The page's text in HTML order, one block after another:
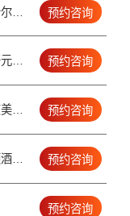
富力丽思卡尔顿酒店2楼宴会厅（天河区珠江新城兴安路3号） 预约咨询
北京歌华开元大酒店二层国际新闻大厅（北三环鼓楼外大街19号） 预约咨询
青岛富力艾美酒店五层大宴会厅（青岛市市北区延吉路112号） 预约咨询
南京希尔顿酒店·3楼颂庭1/2厅(南京市建邺区江东中路100号) 预约咨询
预约咨询